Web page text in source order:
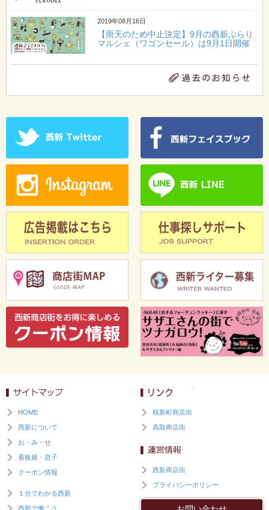
2019年08月16日
【雨天のため中止決定】9月の西新ぷらり
マルシェ（ワゴンセール）は9月1日開催
HOME
西新について
お・み・せ
看板娘・息子
クーポン情報
１分でわかる西新
西新で働こう
桜新町商店街
高取商店街
西新商店街
プライバシーポリシー